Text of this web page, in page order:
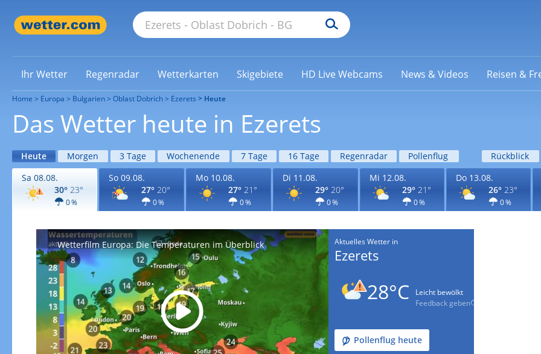
Ihr Wetter Regenradar Wetterkarten Skigebiete HD Live Webcams News & Videos Reisen &
Home Europa Bulgarien Oblast Dobrich Ezerets Heute
Das Wetter heute in Ezerets
Heute Morgen 3 Tage Wochenende 7 Tage 16 Tage Regenradar Pollenflug
Rückblick
Sa 08.08.
30° 23°
0 %
So 09.08.
27° 20°
0 %
Mo 10.08.
27° 21°
0 %
Di 11.08.
29° 20°
0 %
Mi 12.08.
29° 21°
0 %
Do 13.08.
26° 23°
0 %
Wetterfilm Europa: Die Temperaturen im Überblick Aktuelles Wetter in
Ezerets
28°C
Leicht bewölkt
Feedback geben
Pollenflug heute